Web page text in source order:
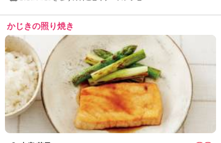
かじきの照り焼き